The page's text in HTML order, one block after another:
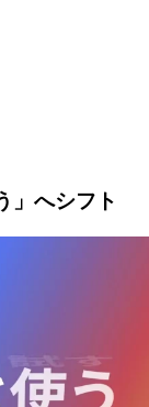
」へシフト